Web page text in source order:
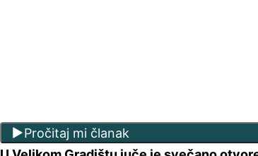
Pročitaj mi članak